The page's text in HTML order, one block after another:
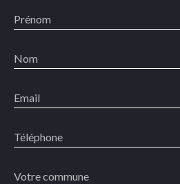
Prénom
Nom
Email
Téléphone
Votre commune